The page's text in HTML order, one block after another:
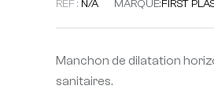
REF : N/A MARQUE:FIRST
Manchon de dilatation
sanitaires.